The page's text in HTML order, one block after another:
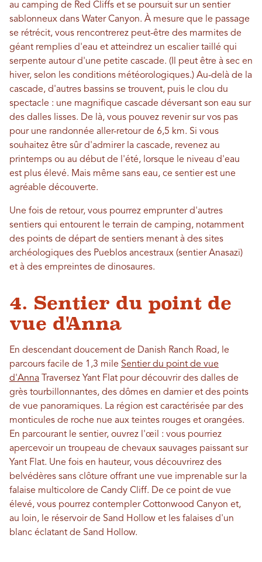
au camping de Red Cliffs et se poursuit sur un sentier
sablonneux dans Water Canyon. À mesure que le passage
se rétrécit, vous rencontrerez peut-être des marmites de
géant remplies d'eau et atteindrez un escalier taillé qui
serpente autour d'une petite cascade. (Il peut être à sec en
hiver, selon les conditions météorologiques.) Au-delà de la
cascade, d'autres bassins se trouvent, puis le clou du
spectacle : une magnifique cascade déversant son eau sur
des dalles lisses. De là, vous pouvez revenir sur vos pas
pour une randonnée aller-retour de 6,5 km. Si vous
souhaitez être sûr d'admirer la cascade, revenez au
printemps ou au début de l'été, lorsque le niveau d'eau
est plus élevé. Mais même sans eau, ce sentier est une
agréable découverte.
Une fois de retour, vous pourrez emprunter d'autres
sentiers qui entourent le terrain de camping, notamment
des points de départ de sentiers menant à des sites
archéologiques des Pueblos ancestraux (sentier Anasazi)
et à des empreintes de dinosaures.
4. Sentier du point de
vue d'Anna
En descendant doucement de Danish Ranch Road, le
parcours facile de 1,3 mile Sentier du point de vue
d'Anna Traversez Yant Flat pour découvrir des dalles de
grès tourbillonnantes, des dômes en damier et des points
de vue panoramiques. La région est caractérisée par des
monticules de roche nue aux teintes rouges et orangées.
En parcourant le sentier, ouvrez l'œil : vous pourriez
apercevoir un troupeau de chevaux sauvages paissant sur
Yant Flat. Une fois en hauteur, vous découvrirez des
belvédères sans clôture offrant une vue imprenable sur la
falaise multicolore de Candy Cliff. De ce point de vue
élevé, vous pourrez contempler Cottonwood Canyon et,
au loin, le réservoir de Sand Hollow et les falaises d'un
blanc éclatant de Sand Hollow.